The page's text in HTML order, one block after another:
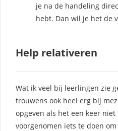
je na de handeling
hebt. Dan wil je het de
Help relativeren
Wat ik veel bij leerlingen zie
trouwens ook heel erg bij
opgeven als het een keer niet
voorgenomen iets te doen